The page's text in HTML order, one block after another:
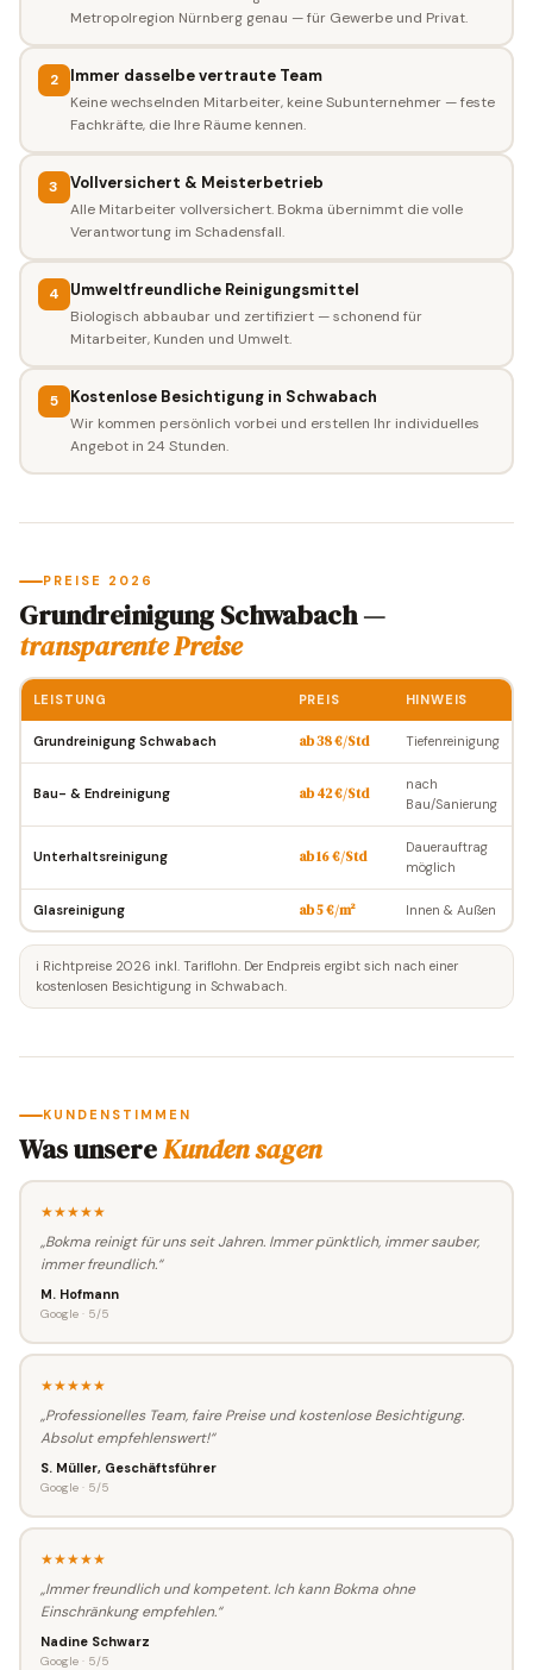
Metropolregion Nürnberg genau — für Gewerbe und Privat.
2 Immer dasselbe vertraute Team
Keine wechselnden Mitarbeiter, keine Subunternehmer — feste
Fachkräfte, die Ihre Räume kennen.
3 Vollversichert & Meisterbetrieb
Alle Mitarbeiter vollversichert. Bokma übernimmt die volle
Verantwortung im Schadensfall.
4 Umweltfreundliche Reinigungsmittel
Biologisch abbaubar und zertifiziert — schonend für
Mitarbeiter, Kunden und Umwelt.
5 Kostenlose Besichtigung in Schwabach
Wir kommen persönlich vorbei und erstellen Ihr individuelles
Angebot in 24 Stunden.
PREISE 2026
Grundreinigung Schwabach —
transparente Preise
LEISTUNG PREIS HINWEIS
Grundreinigung Schwabach ab 38 €/Std Tiefenreinigung
Bau- & Endreinigung ab 42 €/Std
nach
Bau/Sanierung
Unterhaltsreinigung ab 16 €/Std
Dauerauftrag
möglich
Glasreinigung ab 5 €/m² Innen & Außen
ℹ️ Richtpreise 2026 inkl. Tariflohn. Der Endpreis ergibt sich nach einer
kostenlosen Besichtigung in Schwabach.
KUNDENSTIMMEN
Was unsereKunden sagen
★★★★★
„Bokma reinigt für uns seit Jahren. Immer pünktlich, immer sauber,
immer freundlich.“
M. Hofmann
Google · 5/5
★★★★★
„Professionelles Team, faire Preise und kostenlose Besichtigung.
Absolut empfehlenswert!“
S. Müller, Geschäftsführer
Google · 5/5
★★★★★
„Immer freundlich und kompetent. Ich kann Bokma ohne
Einschränkung empfehlen.“
Nadine Schwarz
Google · 5/5